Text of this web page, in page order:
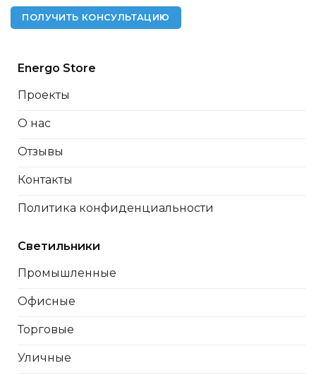
Energo Store
Проекты
О нас
Отзывы
Контакты
Политика конфиденциальности
Светильники
Промышленные
Офисные
Торговые
Уличные
ПОЛУЧИТЬ КОНСУЛЬТАЦИЮ